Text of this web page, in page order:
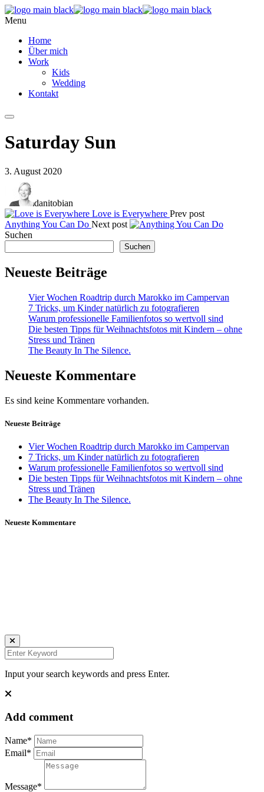
Menu
Home
Über mich
Work
Kids
Wedding
Kontakt
Saturday Sun
3. August 2020
danitobian
Love is Everywhere Prev post
Anything You Can Do Next post
Suchen
Suchen
Neueste Beiträge
Vier Wochen Roadtrip durch Marokko im Campervan
7 Tricks, um Kinder natürlich zu fotografieren
Warum professionelle Familienfotos so wertvoll sind
Die besten Tipps für Weihnachtsfotos mit Kindern – ohne
Stress und Tränen
The Beauty In The Silence.
Neueste Kommentare
Es sind keine Kommentare vorhanden.
Neueste Beiträge
Vier Wochen Roadtrip durch Marokko im Campervan
7 Tricks, um Kinder natürlich zu fotografieren
Warum professionelle Familienfotos so wertvoll sind
Die besten Tipps für Weihnachtsfotos mit Kindern – ohne
Stress und Tränen
The Beauty In The Silence.
Neueste Kommentare
Input your search keywords and press Enter.
Add comment
Name*
Email*
Message*